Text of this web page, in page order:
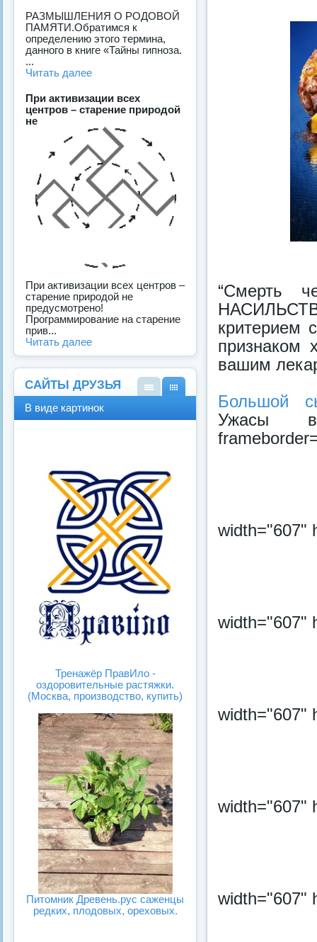
“Смерть
критерием
признаком
вашим
Большой
Ужасы
width="607"
width="607"
width="607"
width="607"
width="607"
РАЗМЫШЛЕНИЯ О РОДОВОЙ
ПАМЯТИ.Обратимся к
определению этого термина,
данного в книге «Тайны гипноза.
...
Читать далее
При активизации всех
центров – старение природой
не
При активизации всех центров –
старение природой не
предусмотрено!
Программирование на старение
прив...
Читать далее
САЙТЫ ДРУЗЬЯ
В виде картинок
Тренажёр ПравИло -
оздоровительные растяжки.
(Москва, производство, купить)
Питомник Древень.рус саженцы
редких, плодовых, ореховых.